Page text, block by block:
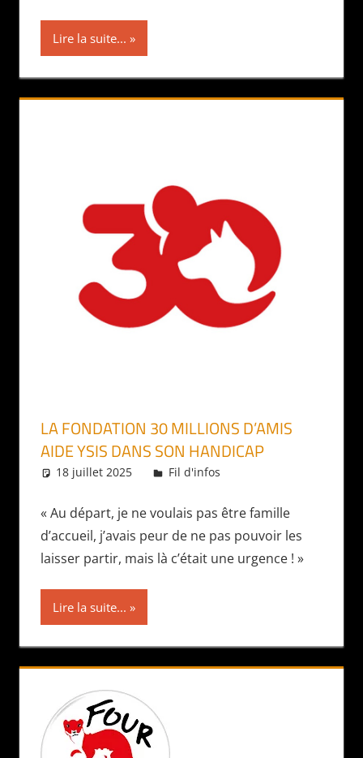
Lire la suite...
LA FONDATION 30 MILLIONS D’AMIS
AIDE YSIS DANS SON HANDICAP
18 juillet 2025 Daniel
Fil d'infos
« Au départ, je ne voulais pas être famille
d’accueil, j’avais peur de ne pas pouvoir les
laisser partir, mais là c’était une urgence ! »
Lire la suite...